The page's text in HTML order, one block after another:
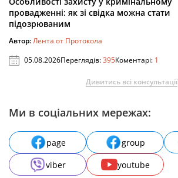
провадженні: як зі свідка можна стати
підозрюваним
Автор:Лента от Протокола
05.08.2026Переглядів:395Коментарі: 1
Дивитись всі консультації
Ми в соціальних мережах:
page group
viber
youtube